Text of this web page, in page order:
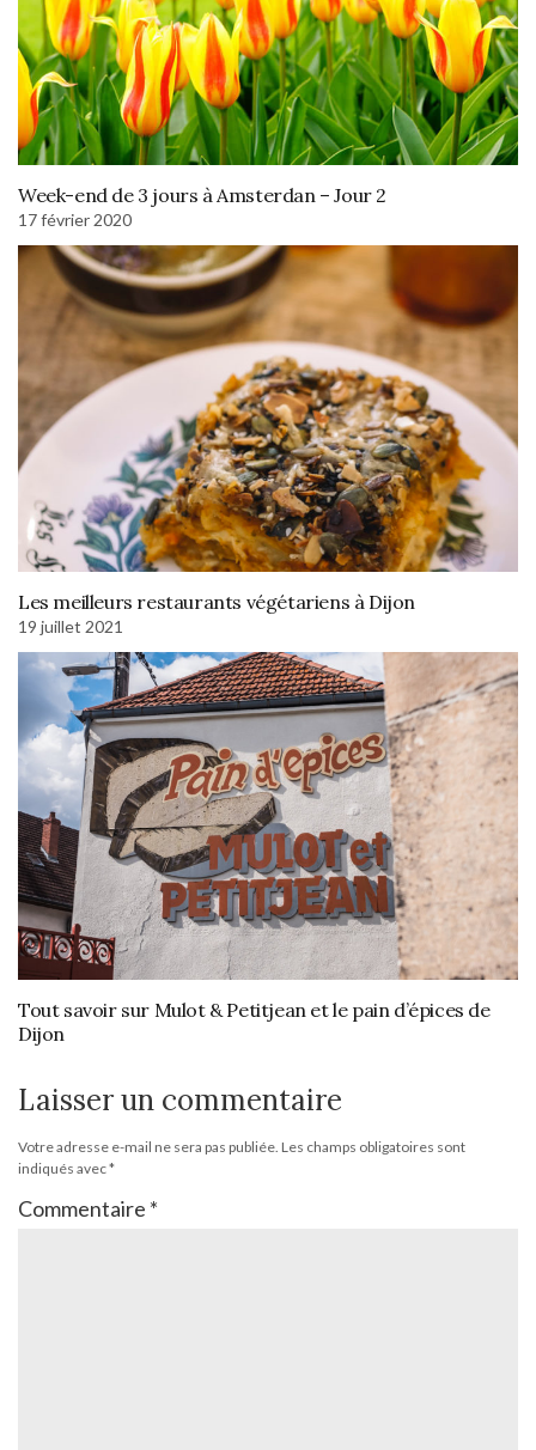
Week-end de 3 jours à Amsterdan – Jour 2
17 février 2020
Les meilleurs restaurants végétariens à Dijon
19 juillet 2021
Tout savoir sur Mulot & Petitjean et le pain d’épices de
Dijon
Laisser un commentaire
Votre adresse e-mail ne sera pas publiée. Les champs obligatoires sont
indiqués avec*
Commentaire *